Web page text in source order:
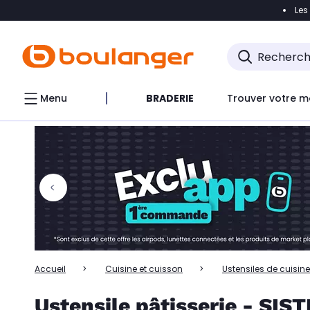
Accéder
Accéder directement au chatbot
Menu BRADERIE Trouver votre
Accueil Cuisine et cuisson Ustensiles de